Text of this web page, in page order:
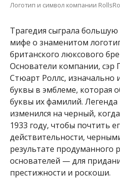
Логотип и символ компании
Трагедия сыграла
мифе о знаменитом
британского люксового
Основатели компании, сэр
Стюарт Роллс, изначально
буквы в эмблеме, которая
буквы их фамилий. Легенда
изменился на черный,
1933 году, чтобы почтить
действительности,
результате продуманного
основателей — для
престижности и роскоши.